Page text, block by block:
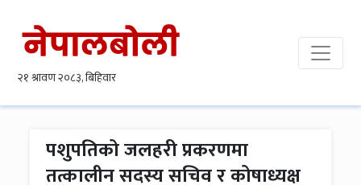
पशुपतिको जलहरी प्रकरणमा
तत्कालीन सदस्य सचिव र कोषाध्यक्ष